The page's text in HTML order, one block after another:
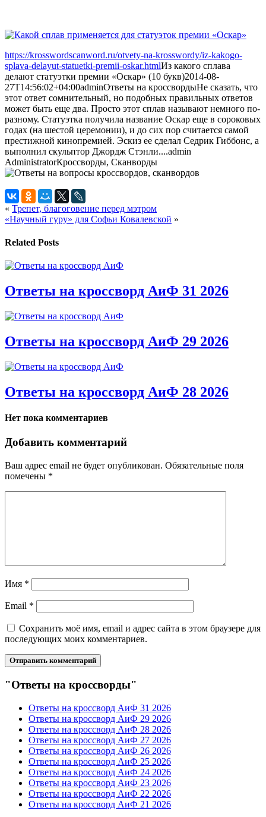
https://krosswordscanword.ru/otvety-na-krosswordy/iz-kakogo-
splava-delayut-statuetki-premii-oskar.htmlИз какого сплава
делают статуэтки премии «Оскар» (10 букв)2014-08-
27T14:56:02+04:00adminОтветы на кроссвордыНе сказать, что
этот ответ сомнительный, но подобных правильных ответов
может быть еще два. Просто этот сплав называют немного по-
разному. Статуэтка получила название Оскар еще в сороковых
годах (на шестой церемонии), и до сих пор считается самой
престижной кинопремией. Эскиз ее сделал Седрик Гиббонс, а
выполнил скульптор Джордж Стэнли....admin
AdministratorКроссворды, Сканворды
« Трепет, благоговение перед мэтром
«Научный гуру» для Софьи Ковалевской »
Related Posts
Ответы на кроссворд АиФ 31 2026
Ответы на кроссворд АиФ 29 2026
Ответы на кроссворд АиФ 28 2026
Нет пока комментариев
Добавить комментарий
Ваш адрес email не будет опубликован. Обязательные поля
помечены *
Имя *
Email *
Сохранить моё имя, email и адрес сайта в этом браузере для
последующих моих комментариев.
"Ответы на кроссворды"
Ответы на кроссворд АиФ 31 2026
Ответы на кроссворд АиФ 29 2026
Ответы на кроссворд АиФ 28 2026
Ответы на кроссворд АиФ 27 2026
Ответы на кроссворд АиФ 26 2026
Ответы на кроссворд АиФ 25 2026
Ответы на кроссворд АиФ 24 2026
Ответы на кроссворд АиФ 23 2026
Ответы на кроссворд АиФ 22 2026
Ответы на кроссворд АиФ 21 2026